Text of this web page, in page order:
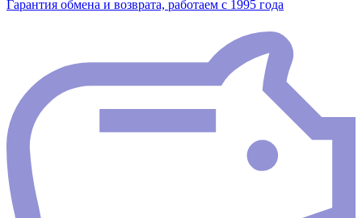
Гарантия обмена и возврата, работаем с 1995 года